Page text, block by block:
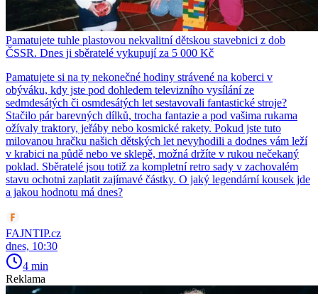
Pamatujete tuhle plastovou nekvalitní dětskou stavebnici z dob
ČSSR. Dnes ji sběratelé vykupují za 5 000 Kč
Pamatujete si na ty nekonečné hodiny strávené na koberci v
obýváku, kdy jste pod dohledem televizního vysílání ze
sedmdesátých či osmdesátých let sestavovali fantastické stroje?
Stačilo pár barevných dílků, trocha fantazie a pod vašima rukama
ožívaly traktory, jeřáby nebo kosmické rakety. Pokud jste tuto
milovanou hračku našich dětských let nevyhodili a dodnes vám leží
v krabici na půdě nebo ve sklepě, možná držíte v rukou nečekaný
poklad. Sběratelé jsou totiž za kompletní retro sady v zachovalém
stavu ochotni zaplatit zajímavé částky. O jaký legendární kousek jde
a jakou hodnotu má dnes?
FAJNTIP.cz
dnes, 10:30
4 min
Reklama